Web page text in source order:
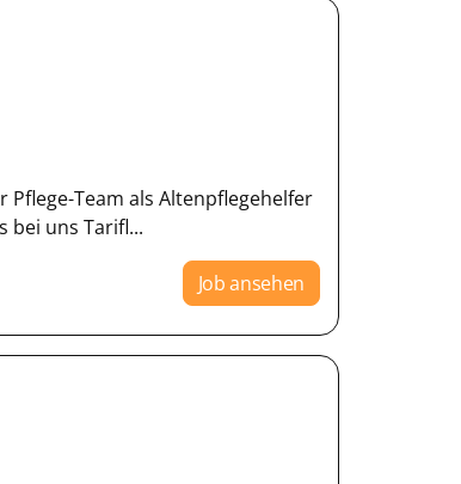
Team als Altenpflegehelfer
bei uns Tarifl...
Job ansehen